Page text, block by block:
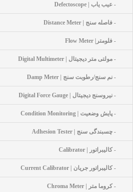
- عیب یاب | Defectoscope
- فاصله سنج | Distance Meter
- فلومتر| Flow Meter
- مولتی متر دیجیتال | Digital Multimeter
- نم سنج/رطوبت سنج | Damp Meter
- نیروسنج دیجیتال | Digital Force Gauge
- پایش وضعیت | Condition Monitoring
- چسبندگی سنج | Adhesion Tester
- کالیبراتور | Calibrator
- کالیبراتور جریان | Current Calibrator
- کروما متر | Chroma Meter